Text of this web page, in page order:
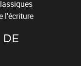
l'écriture
DE